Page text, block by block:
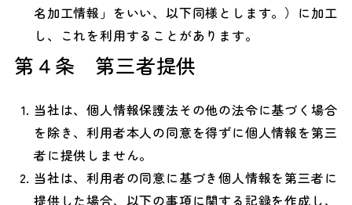
名加工情報」をいい、以下同様とします。）に加工
し、これを利用することがあります。
第４条 第三者提供
当社は、個人情報保護法その他の法令に基づく場合
を除き、利用者本人の同意を得ずに個人情報を第三
者に提供しません。
当社は、利用者の同意に基づき個人情報を第三者に
提供した場合、以下の事項に関する記録を作成し、